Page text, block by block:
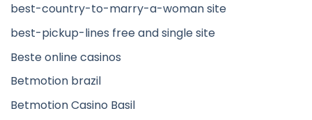
best-country-to-marry-a-woman site
best-pickup-lines free and single site
Beste online casinos
Betmotion brazil
Betmotion Casino Basil